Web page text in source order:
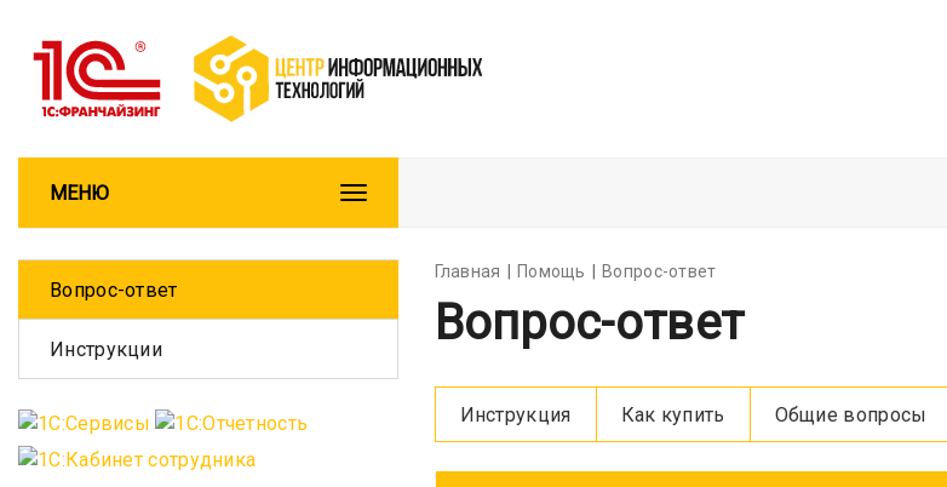
МЕНЮ
Главная Помощь Вопрос-ответ
Вопрос-ответ
Инструкция Как купить Общие вопросы
Вопрос-ответ
Инструкции